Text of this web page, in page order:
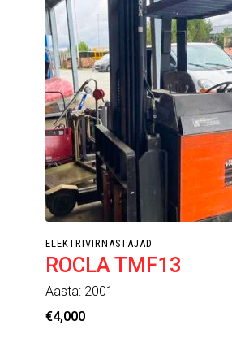
ELEKTRIVIRNASTAJAD
ROCLA TMF13
Aasta: 2001
€4,000